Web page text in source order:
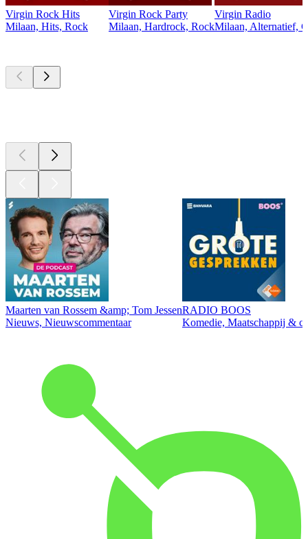
Virgin Rock Hits
Milaan, Hits, Rock
Virgin Rock Party
Milaan, Hardrock, Rock
Virgin Radio
Milaan, Alternatief,
Maarten van Rossem &amp; Tom Jessen
Nieuws, Nieuwscommentaar
RADIO BOOS
Komedie, Maatschappij &